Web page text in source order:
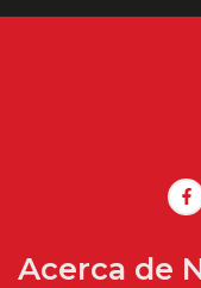
Acerca de